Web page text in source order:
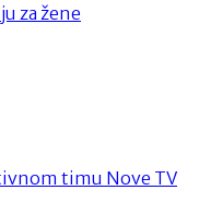
za žene
timu Nove TV